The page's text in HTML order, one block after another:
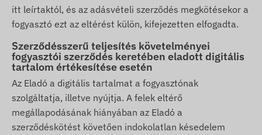
itt leírtaktól, és az adásvételi szerződés megkötésekor a
fogyasztó ezt az eltérést külön, kifejezetten elfogadta.
Szerződésszerű teljesítés követelményei
fogyasztói szerződés keretében eladott digitális
tartalom értékesítése esetén
Az Eladó a digitális tartalmat a fogyasztónak
szolgáltatja, illetve nyújtja. A felek eltérő
megállapodásának hiányában az Eladó a
szerződéskötést követően indokolatlan késedelem